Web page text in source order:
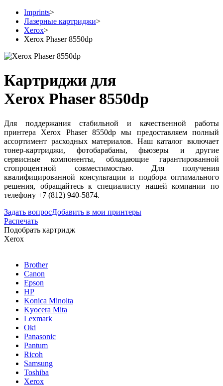
Imprints>
Лазерные картриджи>
Xerox>
Xerox Phaser 8550dp
Картриджи для
Xerox Phaser 8550dp
Для поддержания стабильной и качественной работы
принтера Xerox Phaser 8550dp мы предоставляем полный
ассортимент расходных материалов. Наш каталог включает
тонер-картриджи, фотобарабаны, фьюзеры и другие
сервисные компоненты, обладающие гарантированной
стопроцентной совместимостью. Для получения
квалифицированной консультации и подбора оптимального
решения, обращайтесь к специалисту нашей компании по
телефону +7 (812) 940-5874.
Задать вопросДобавить в мои принтеры
Распечать
Подобрать картридж
Xerox
Brother
Canon
Epson
HP
Konica Minolta
Kyocera Mita
Lexmark
Oki
Panasonic
Pantum
Ricoh
Samsung
Toshiba
Xerox